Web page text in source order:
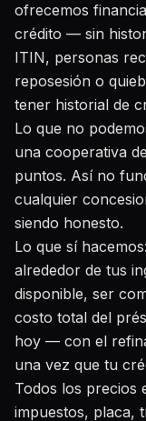
ofrecemos
crédito — sin
ITIN, personas
reposesión o
tener historial de
Lo que no
una cooperativa
puntos. Así no
cualquier
siendo honesto.
Lo que sí
alrededor de tus
disponible, ser
costo total del
hoy — con el
una vez que tu
Todos los precios
impuestos, placa,